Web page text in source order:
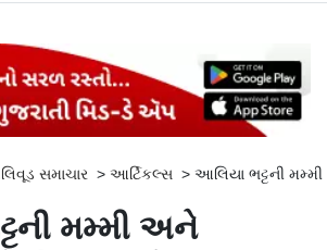
સમાચાર > આર્ટિકલ્સ > આલિયા ભટ્ટની
મમ્મી અને